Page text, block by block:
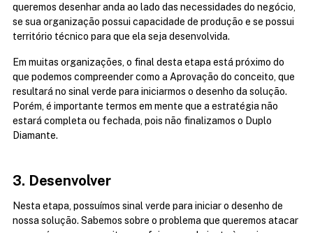
queremos desenhar anda ao lado das necessidades do negócio,
se sua organização possui capacidade de produção e se possui
território técnico para que ela seja desenvolvida.
Em muitas organizações, o final desta etapa está próximo do
que podemos compreender como a Aprovação do conceito, que
resultará no sinal verde para iniciarmos o desenho da solução.
Porém, é importante termos em mente que a estratégia não
estará completa ou fechada, pois não finalizamos o Duplo
Diamante.
3. Desenvolver
Nesta etapa, possuímos sinal verde para iniciar o desenho de
nossa solução. Sabemos sobre o problema que queremos atacar